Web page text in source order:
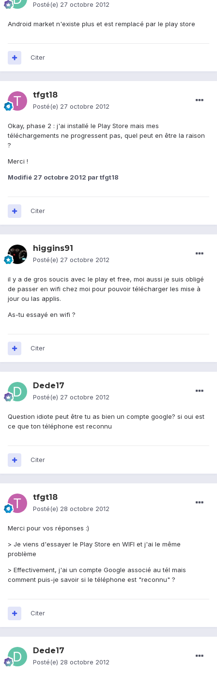
Posté(e) 27 octobre 2012
Android market n'existe plus et est remplacé par le play store
Citer
tfgt18
Posté(e) 27 octobre 2012
Okay, phase 2 : j'ai installé le Play Store mais mes
téléchargements ne progressent pas, quel peut en être la raison
?
Merci !
Modifié 27 octobre 2012 par tfgt18
Citer
higgins91
Posté(e) 27 octobre 2012
il y a de gros soucis avec le play et free, moi aussi je suis obligé
de passer en wifi chez moi pour pouvoir télécharger les mise à
jour ou las applis.
As-tu essayé en wifi ?
Citer
Dede17
Posté(e) 27 octobre 2012
Question idiote peut être tu as bien un compte google? si oui est
ce que ton téléphone est reconnu
Citer
tfgt18
Posté(e) 28 octobre 2012
Merci pour vos réponses :)
> Je viens d'essayer le Play Store en WIFI et j'ai le même
problème
> Effectivement, j'ai un compte Google associé au tél mais
comment puis-je savoir si le téléphone est "reconnu" ?
Citer
Dede17
Posté(e) 28 octobre 2012